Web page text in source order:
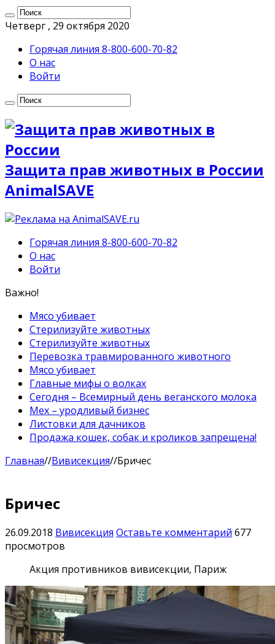
Четверг , 29 октября 2020
Горячая линия 8-800-600-70-82
О нас
Войти
Защита прав животных в России
AnimalSAVE
Горячая линия 8-800-600-70-82
О нас
Войти
Важно!
Мясо убивает
Стерилизуйте животных
Стерилизуйте животных
Перевозка травмированного животного
Мясо убивает
Главные мифы о волках
Сегодня – Всемирный день веганского молока
Мех – уродливый бизнес
Листовки для дачников
Продажа кошек, собак и кроликов запрещена!
Главная//Вивисекция//Бричес
Бричес
26.09.2018 Вивисекция Оставьте комментарий 677
просмотров
Акция противников вивисекции, Париж